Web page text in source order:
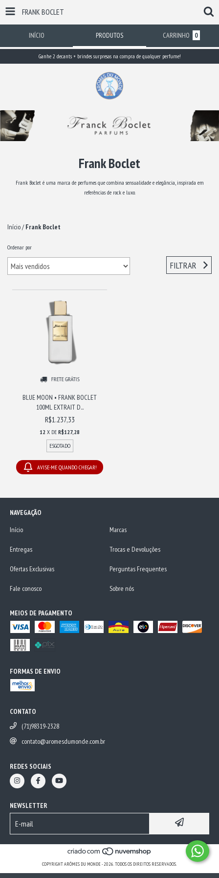
FRANK BOCLET
INÍCIO PRODUTOS CARRINHO 0
Ganhe 2 decants + brindes surpresas na compra de qualquer perfume!
Frank Boclet
Frank Boclet é uma marca de perfumes que combina sensualidade e elegância, inspirada em
referências de rock e luxo.
Início/ Frank Boclet
Ordenar por
FILTRAR
FRETE GRÁTIS
BLUE MOON • FRANK BOCLET
100ML EXTRAIT D...
R$1.237,33
12 X DE R$127,28
ESGOTADO
AVISE-ME QUANDO CHEGAR!
NAVEGAÇÃO
Início
Marcas
Entregas Trocas e Devoluções
Ofertas Exclusivas Perguntas Frequentes
Fale conosco Sobre nós
MEIOS DE PAGAMENTO
FORMAS DE ENVIO
CONTATO
(71)98319-2328
contato@aromesdumonde.com.br
REDES SOCIAIS
NEWSLETTER
COPYRIGHT ARÔMES DU MONDE - 2026. TODOS OS DIREITOS RESERVADOS.